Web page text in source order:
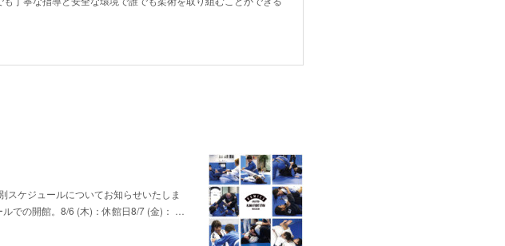
スケジュールについてお知らせいたしま
での開館。​8/6 (木)：休館日​8/7 (金)： …